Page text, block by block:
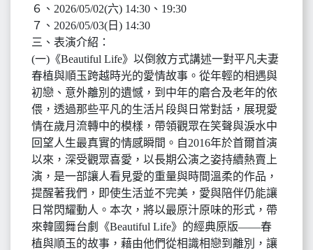
６、2026/05/02(六) 14:30、19:30
７、2026/05/03(日) 14:30
三、表演介紹：
(一)《Beautiful Life》以倒敘方式講述一對平凡夫妻
春植與順玉跨越時光的愛情故事。從年輕的相遇與
初戀、意外離別的遺憾，到中年的磨合及老年的依
偎，透過那些平凡的生活片段與日常對話，展現愛
情在歲月流轉中的模樣，帶領觀眾在笑聲與淚水中
回望人生最真實的情感瞬間。自2016年於首爾首演
以來，深受觀眾喜愛，以長期公演之姿持續熱賣上
演，是一部讓人看見愛的重量與時間溫柔的作品，
提醒著我們，即使生活並不完美，愛與陪伴仍能讓
日常閃耀動人。本次，將以最原汁原味的形式，帶
來韓國舞台劇《Beautiful Life》的經典原版——春
植與順玉的故事，藉由他們從相識相戀到離別，讓